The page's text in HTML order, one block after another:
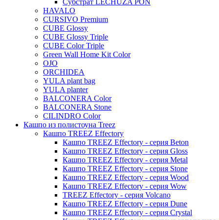
Rough
Stone
Suze
Lindy
Karlijn
Mees
Moda
HAVALO
CURSIVO Premium
CUBE Glossy
CUBE Glossy Triple
CUBE Color Triple
Green Wall Home Kit Color
OJO
ORCHIDEA
YULA plant bag
YULA planter
BALCONERA Color
BALCONERA Stone
CILINDRO Color
Кашпо из полистоуна Treez
Кашпо TREEZ Effectory
Кашпо TREEZ Effectory - серия Beton
Кашпо TREEZ Effectory - серия Gloss
Кашпо TREEZ Effectory - серия Metal
Кашпо TREEZ Effectory - серия Stone
Кашпо TREEZ Effectory - серия Wood
Кашпо TREEZ Effectory - серия Wow
TREEZ Effectory - серия Volcano
Кашпо TREEZ Effectory - серия Dune
Кашпо TREEZ Effectory - серия Crystal